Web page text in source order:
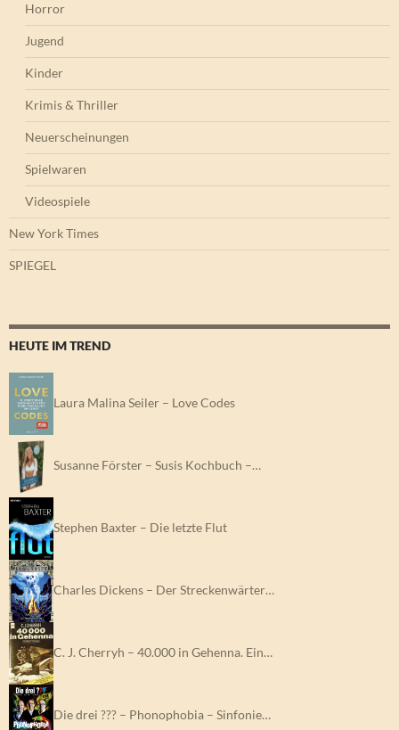
Horror
Jugend
Kinder
Krimis & Thriller
Neuerscheinungen
Spielwaren
Videospiele
New York Times
SPIEGEL
HEUTE IM TREND
Laura Malina Seiler – Love Codes
Susanne Förster – Susis Kochbuch –…
Stephen Baxter – Die letzte Flut
Charles Dickens – Der Streckenwärter…
C. J. Cherryh – 40.000 in Gehenna. Ein…
Die drei ??? – Phonophobia – Sinfonie…